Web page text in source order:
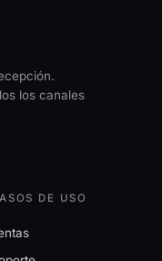
los canales
DE USO